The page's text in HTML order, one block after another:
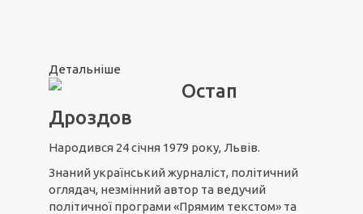
Детальніше
Остап
Дроздов
Народився 24 січня 1979 року, Львів.
Знаний український журналіст, політичний
оглядач, незмінний автор та ведучий
політичної програми «Прямим текстом» та